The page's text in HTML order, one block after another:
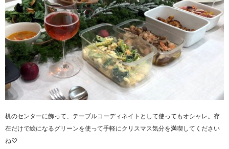
机のセンターに飾って、テーブルコーディネイトとして使ってもオシャレ。存
在だけで絵になるグリーンを使って手軽にクリスマス気分を満喫してください
ね♡